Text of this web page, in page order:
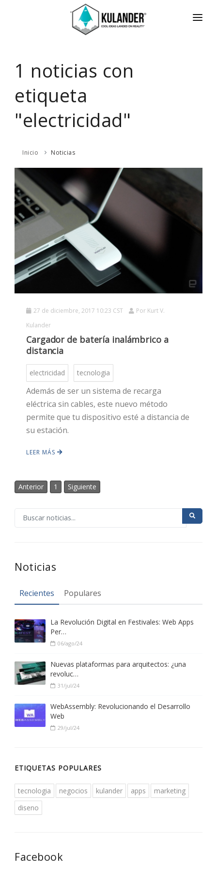
HOT
HOT
HOT
REVIEWS
ACERCA
ENGLISH
1 noticias con
etiqueta
"electricidad"
Inicio Noticias
27 de diciembre, 2017 10:23 CST Por Kurt V.
Kulander
Cargador de batería inalámbrico a
distancia
electricidad tecnologia
Además de ser un sistema de recarga
eléctrica sin cables, este nuevo método
permite que tu dispositivo esté a distancia de
su estación.
LEER MÁS
Anterior 1 Siguiente
Noticias
Recientes Populares
La Revolución Digital en Festivales: Web Apps
Per…
06/ago/24
Nuevas plataformas para arquitectos: ¿una
revoluc…
31/jul/24
WebAssembly: Revolucionando el Desarrollo
Web
29/jul/24
ETIQUETAS POPULARES
tecnologia negocios kulander apps
marketing
diseno
Facebook